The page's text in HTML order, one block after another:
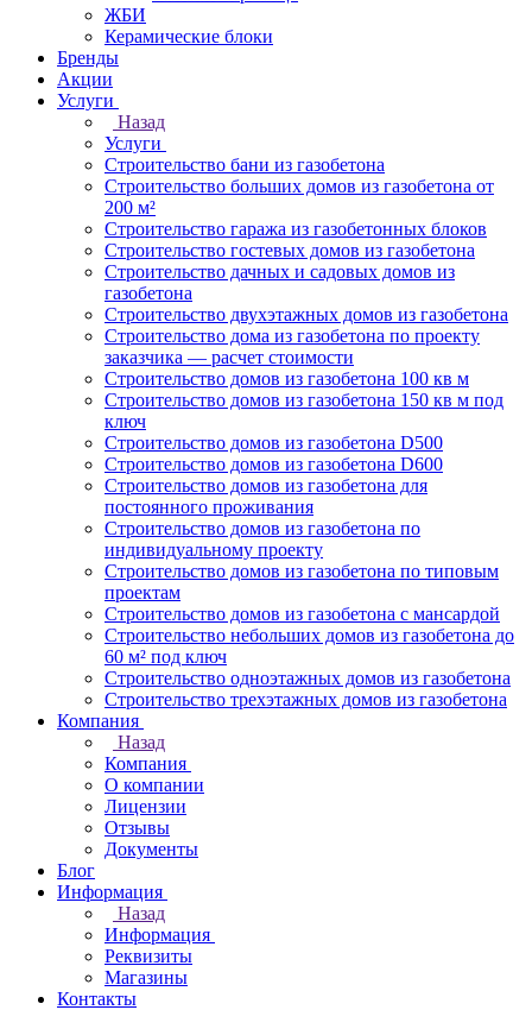
ЖБИ
Керамические блоки
Бренды
Акции
Услуги
Назад
Услуги
Строительство бани из газобетона
Строительство больших домов из газобетона от
200 м²
Строительство гаража из газобетонных блоков
Строительство гостевых домов из газобетона
Строительство дачных и садовых домов из
газобетона
Строительство двухэтажных домов из газобетона
Строительство дома из газобетона по проекту
заказчика — расчет стоимости
Строительство домов из газобетона 100 кв м
Строительство домов из газобетона 150 кв м под
ключ
Строительство домов из газобетона D500
Строительство домов из газобетона D600
Строительство домов из газобетона для
постоянного проживания
Строительство домов из газобетона по
индивидуальному проекту
Строительство домов из газобетона по типовым
проектам
Строительство домов из газобетона с мансардой
Строительство небольших домов из газобетона до
60 м² под ключ
Строительство одноэтажных домов из газобетона
Строительство трехэтажных домов из газобетона
Компания
Назад
Компания
О компании
Лицензии
Отзывы
Документы
Блог
Информация
Назад
Информация
Реквизиты
Магазины
Контакты